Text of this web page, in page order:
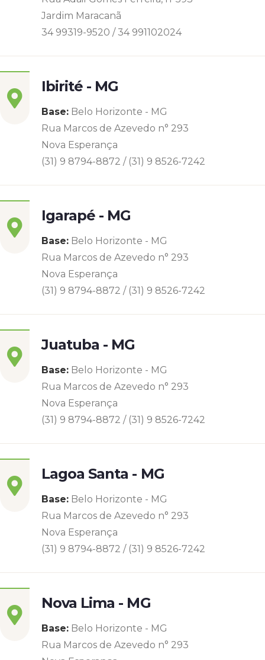
Jardim Maracanã
34 99319-9520 / 34 991102024
Ibirité - MG
Base: Belo Horizonte - MG
Rua Marcos de Azevedo n° 293
Nova Esperança
(31) 9 8794-8872 / (31) 9 8526-7242
Igarapé - MG
Base: Belo Horizonte - MG
Rua Marcos de Azevedo n° 293
Nova Esperança
(31) 9 8794-8872 / (31) 9 8526-7242
Juatuba - MG
Base: Belo Horizonte - MG
Rua Marcos de Azevedo n° 293
Nova Esperança
(31) 9 8794-8872 / (31) 9 8526-7242
Lagoa Santa - MG
Base: Belo Horizonte - MG
Rua Marcos de Azevedo n° 293
Nova Esperança
(31) 9 8794-8872 / (31) 9 8526-7242
Nova Lima - MG
Base: Belo Horizonte - MG
Rua Marcos de Azevedo n° 293